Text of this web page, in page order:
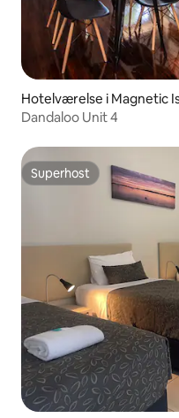
Hotelværelse i Magnetic
Dandaloo Unit 4
Superhost
Superhost